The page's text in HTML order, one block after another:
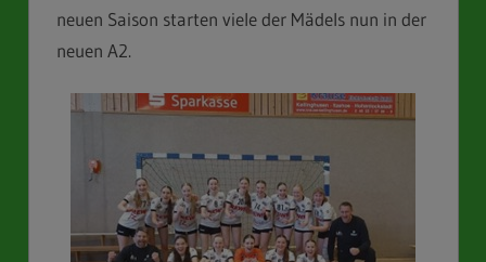
neuen Saison starten viele der Mädels nun in der
neuen A2.